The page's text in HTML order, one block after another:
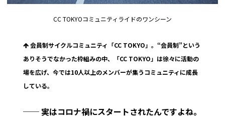
CC TOKYOコミュニティライドのワンシーン
会員制サイクルコミュニティ「CC TOKYO」。“会員制”という
ありそうでなかった枠組みの中、「CC TOKYO」は徐々に活動の
場を広げ、今では10人以上のメンバーが集うコミュニティに成長
している。
── 実はコロナ禍にスタートされたんですよね。